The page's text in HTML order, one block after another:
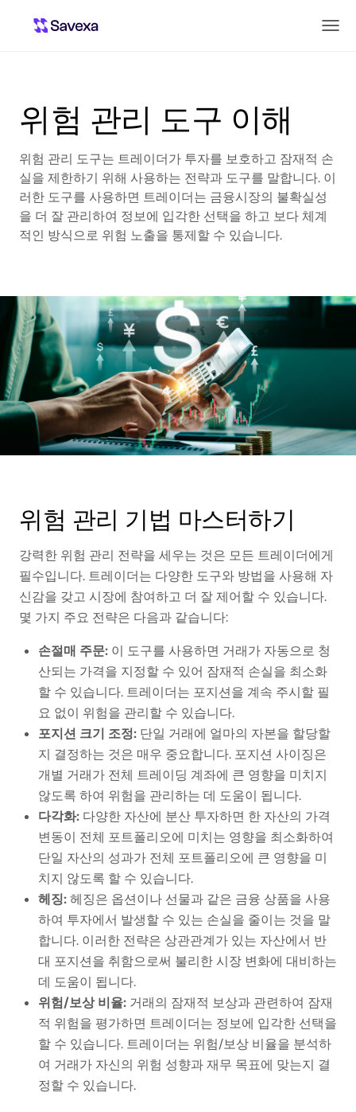
위험 관리 도구 이해
위험 관리 도구는 트레이더가 투자를 보호하고 잠재적 손
실을 제한하기 위해 사용하는 전략과 도구를 말합니다. 이
러한 도구를 사용하면 트레이더는 금융시장의 불확실성
을 더 잘 관리하여 정보에 입각한 선택을 하고 보다 체계
적인 방식으로 위험 노출을 통제할 수 있습니다.
위험 관리 기법 마스터하기
강력한 위험 관리 전략을 세우는 것은 모든 트레이더에게
필수입니다. 트레이더는 다양한 도구와 방법을 사용해 자
신감을 갖고 시장에 참여하고 더 잘 제어할 수 있습니다.
몇 가지 주요 전략은 다음과 같습니다:
손절매 주문: 이 도구를 사용하면 거래가 자동으로 청
산되는 가격을 지정할 수 있어 잠재적 손실을 최소화
할 수 있습니다. 트레이더는 포지션을 계속 주시할 필
요 없이 위험을 관리할 수 있습니다.
포지션 크기 조정: 단일 거래에 얼마의 자본을 할당할
지 결정하는 것은 매우 중요합니다. 포지션 사이징은
개별 거래가 전체 트레이딩 계좌에 큰 영향을 미치지
않도록 하여 위험을 관리하는 데 도움이 됩니다.
다각화: 다양한 자산에 분산 투자하면 한 자산의 가격
변동이 전체 포트폴리오에 미치는 영향을 최소화하여
단일 자산의 성과가 전체 포트폴리오에 큰 영향을 미
치지 않도록 할 수 있습니다.
헤징:헤징은 옵션이나 선물과 같은 금융 상품을 사용
하여 투자에서 발생할 수 있는 손실을 줄이는 것을 말
합니다. 이러한 전략은 상관관계가 있는 자산에서 반
대 포지션을 취함으로써 불리한 시장 변화에 대비하는
데 도움이 됩니다.
위험/보상 비율: 거래의 잠재적 보상과 관련하여 잠재
적 위험을 평가하면 트레이더는 정보에 입각한 선택을
할 수 있습니다. 트레이더는 위험/보상 비율을 분석하
여 거래가 자신의 위험 성향과 재무 목표에 맞는지 결
정할 수 있습니다.